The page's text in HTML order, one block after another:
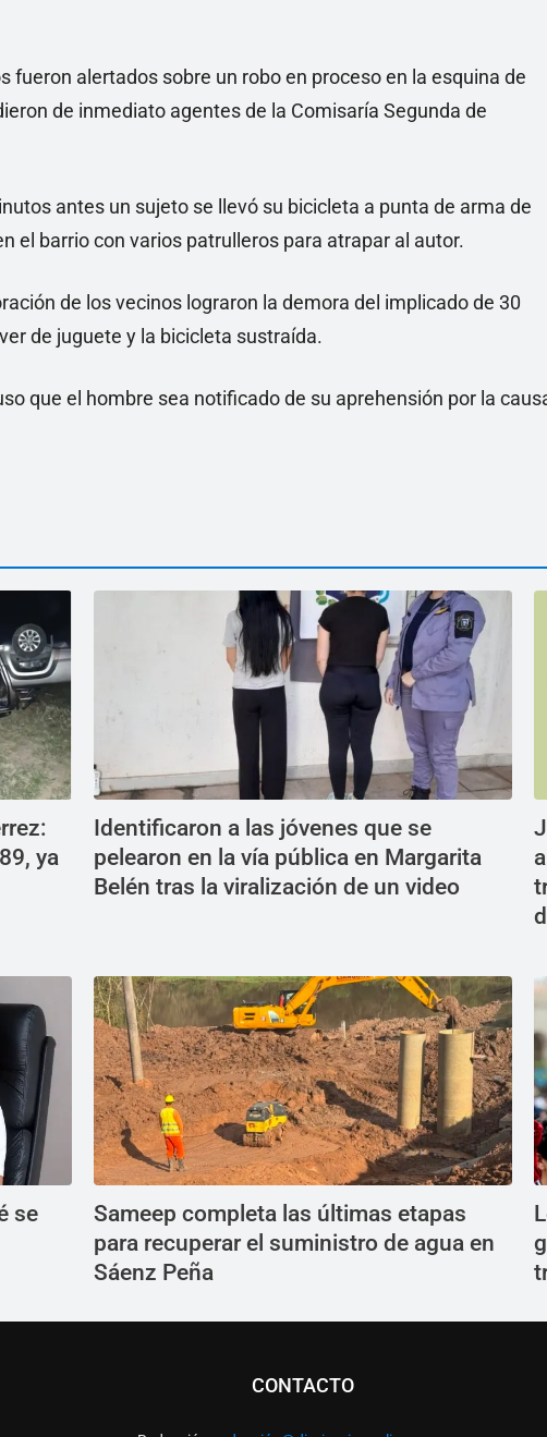
fueron alertados sobre un robo en proceso en la esquina de
de inmediato agentes de la Comisaría Segunda de
antes un sujeto se llevó su bicicleta a punta de arma de
el barrio con varios patrulleros para atrapar al autor.
de los vecinos lograron la demora del implicado de 30
de juguete y la bicicleta sustraída.
que el hombre sea notificado de su aprehensión por la
ya
Identificaron a las jóvenes que se
pelearon en la vía pública en Margarita
Belén tras la viralización de un video
se
Sameep completa las últimas etapas
para recuperar el suministro de agua en
Sáenz Peña
CONTACTO